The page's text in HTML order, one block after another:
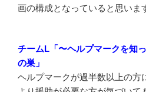
画の構成となっていると思いま
チームL「〜ヘルプマークを知
の巣」
ヘルプマークが過半数以上の方